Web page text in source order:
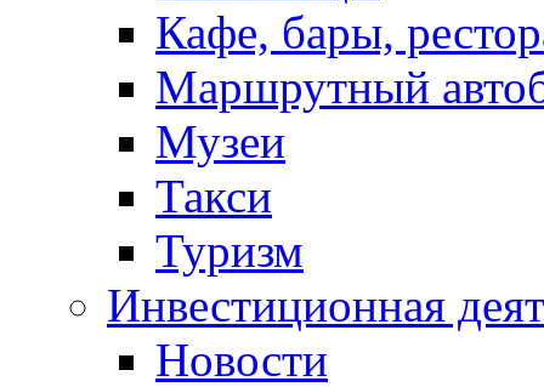
Кафе, бары,
Маршрутный
Музеи
Такси
Туризм
Инвестиционная
Новости